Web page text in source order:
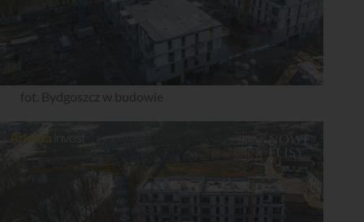
fot. Bydgoszcz w budowie